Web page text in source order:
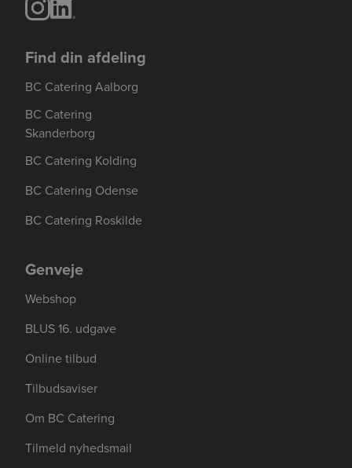
Find din afdeling
BC Catering Aalborg
BC Catering
Skanderborg
BC Catering Kolding
BC Catering Odense
BC Catering Roskilde
Genveje
Webshop
BLUS 16. udgave
Online tilbud
Tilbudsaviser
Om BC Catering
Tilmeld nyhedsmail